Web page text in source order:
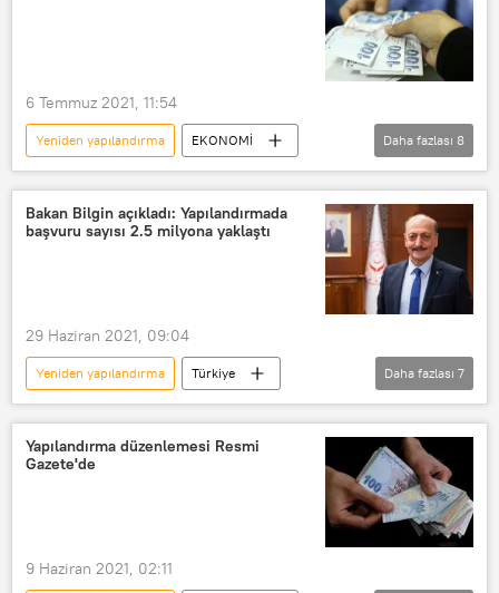
6 Temmuz 2021, 11:54
Yeniden yapılandırma
EKONOMİ
Haberler
Para
Borç
Ekonomi
Kredi
Borç yapılandırma
Bankacılık Düzenleme ve Denetleme Kurumu (BDDK)
Daha fazlası 8
Bakan Bilgin açıkladı: Yapılandırmada
başvuru sayısı 2.5 milyona yaklaştı
29 Haziran 2021, 09:04
Yeniden yapılandırma
Türkiye
DÜNYA
Haberler
Vedat Bilgin
SGK
yapılandırma
Daha fazlası 7
Yapılandırma düzenlemesi Resmi
Gazete'de
9 Haziran 2021, 02:11